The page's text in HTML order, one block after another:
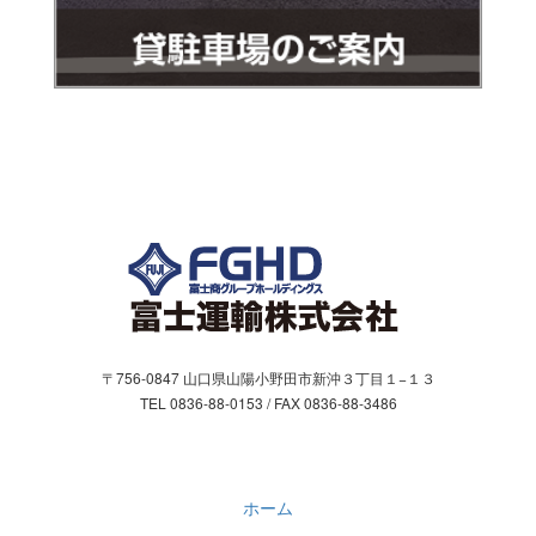
〒756-0847 山口県山陽小野田市新沖３丁目１−１３
TEL 0836-88-0153 / FAX 0836-88-3486
ホーム